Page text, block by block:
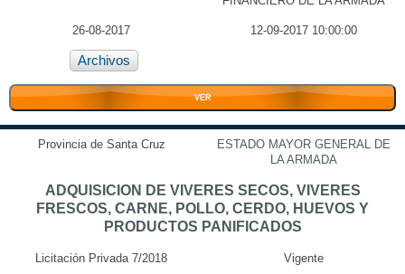
26-08-2017 12-09-2017 10:00:00
Archivos
VER
Provincia de Santa Cruz
ESTADO MAYOR GENERAL DE
LA ARMADA
ADQUISICION DE VIVERES SECOS, VIVERES
FRESCOS, CARNE, POLLO, CERDO, HUEVOS Y
PRODUCTOS PANIFICADOS
Licitación Privada 7/2018 Vigente